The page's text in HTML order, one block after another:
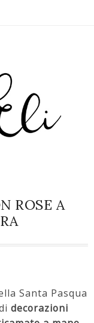
ROSE A
Santa Pasqua
decorazioni